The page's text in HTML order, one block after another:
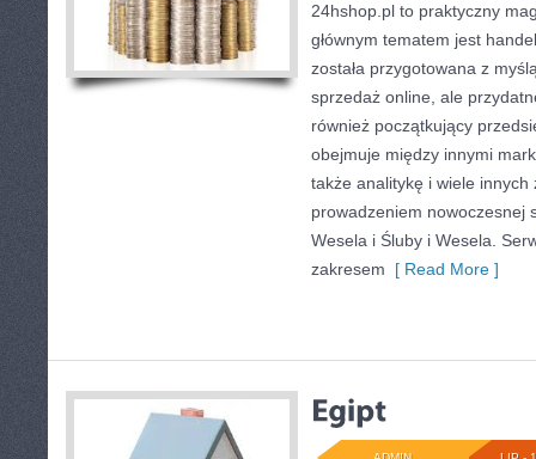
24hshop.pl to praktyczny
głównym tematem jest
została przygotowana z
sprzedaż online, ale
również początkujący
obejmuje między innymi
także analitykę i wiele
prowadzeniem nowoczesnej
Wesela i Śluby i Wesela.
zakresem [ Read More ]